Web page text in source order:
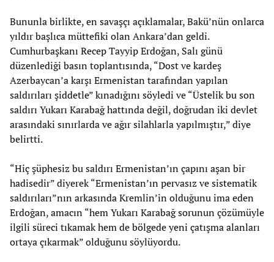
Bununla birlikte, en savaşçı açıklamalar, Bakü’nün onlarca
yıldır başlıca müttefiki olan Ankara’dan geldi.
Cumhurbaşkanı Recep Tayyip Erdoğan, Salı günü
düzenlediği basın toplantısında, “Dost ve kardeş
Azerbaycan’a karşı Ermenistan tarafından yapılan
saldırıları şiddetle” kınadığını söyledi ve “Üstelik bu son
saldırı Yukarı Karabağ hattında değil, doğrudan iki devlet
arasındaki sınırlarda ve ağır silahlarla yapılmıştır,” diye
belirtti.
“Hiç şüphesiz bu saldırı Ermenistan’ın çapını aşan bir
hadisedir” diyerek “Ermenistan’ın pervasız ve sistematik
saldırıları”nın arkasında Kremlin’in olduğunu ima eden
Erdoğan, amacın “hem Yukarı Karabağ sorunun çözümüyle
ilgili süreci tıkamak hem de bölgede yeni çatışma alanları
ortaya çıkarmak” olduğunu söylüyordu.